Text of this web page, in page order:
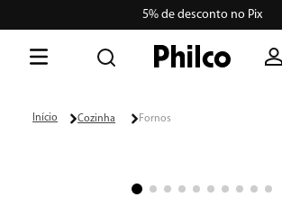
5% de desconto no Pix
Cozinha Fornos